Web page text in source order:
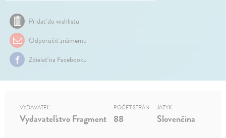
Pridať do wishlistu
Odporučiť známemu
Zdielať na Facebooku
VYDAVATEĽ
Vydavateľstvo Fragment
POČET STRÁN
88
JAZYK
Slovenčina